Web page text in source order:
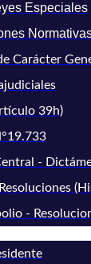
Especiales
Carácter
39h)
-
-